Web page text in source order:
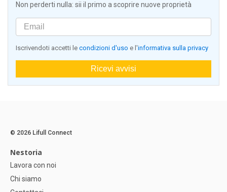
Non perderti nulla: sii il primo a scoprire nuove proprietà
Iscrivendoti accetti le condizioni d'uso e l'informativa sulla privacy
Ricevi avvisi
© 2026 Lifull Connect
Nestoria
Lavora con noi
Chi siamo